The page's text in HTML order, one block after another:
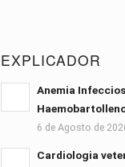
EXPLICADOR
Anemia
6 de Agosto de
Cardiologia